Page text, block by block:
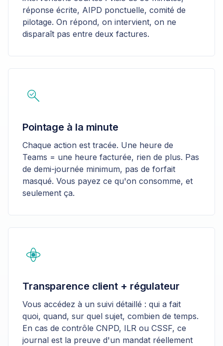
réponse écrite, AIPD ponctuelle, comité de
pilotage. On répond, on intervient, on ne
disparaît pas entre deux factures.
Pointage à la minute
Chaque action est tracée. Une heure de
Teams = une heure facturée, rien de plus. Pas
de demi-journée minimum, pas de forfait
masqué. Vous payez ce qu'on consomme, et
seulement ça.
Transparence client + régulateur
Vous accédez à un suivi détaillé : qui a fait
quoi, quand, sur quel sujet, combien de temps.
En cas de contrôle CNPD, ILR ou CSSF, ce
journal est la preuve d'un mandat réellement